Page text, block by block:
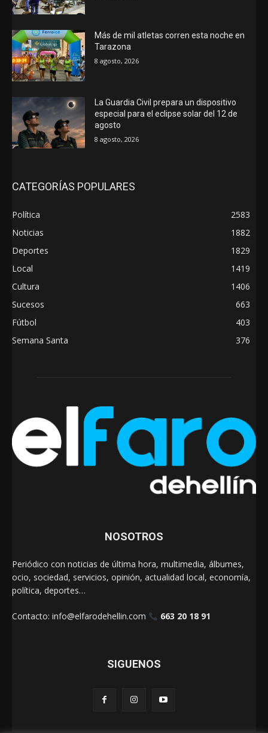
Más de mil atletas corren esta noche en
Tarazona
8 agosto, 2026
La Guardia Civil prepara un dispositivo
especial para el eclipse solar del 12 de
agosto
8 agosto, 2026
CATEGORÍAS POPULARES
Política
2583
Noticias
1882
Deportes
1829
Local
1419
Cultura
1406
Sucesos
663
Fútbol
403
Semana Santa
376
NOSOTROS
Periódico con noticias de última hora, multimedia, álbumes,
ocio, sociedad, servicios, opinión, actualidad local, economía,
política, deportes…
Contacto: info@elfarodehellin.com 663 20 18 91
SIGUENOS